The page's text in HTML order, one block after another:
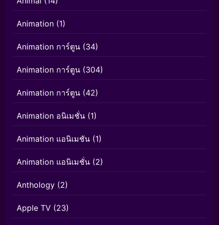
Animation (1)
Animation การ์ตูน (34)
Animation การ์ตูน (304)
Animation การ์ตูน (42)
Animation อนิเมชั่น (1)
Animation แอนิเมชัน (1)
Animation แอนิเมชั่น (2)
Anthology (2)
Apple TV (23)